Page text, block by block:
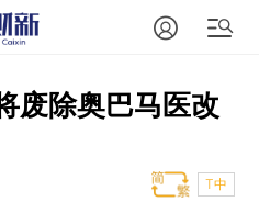
废除奥巴马医改
T中